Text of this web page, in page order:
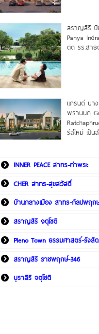
สราญสิริ ปั
Panya
ดิด รร.สา
แกรนด์ บา
พรานนก
รีส์ใหม่ เป็
INNER PEACE สาทร-ท่าพระ
CHER สาทร-สุขสวัสดิ์
บ้านกลางเมือง สาทร-กัลปพฤก
สราญสิริ จตุโชติ
Pleno Town ธรรมศาสตร์-รังสิต
สราญสิริ ราชพฤกษ์-346
บุราสิริ จตุโชติ